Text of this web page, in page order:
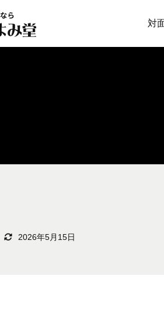
対
2026年5月15日